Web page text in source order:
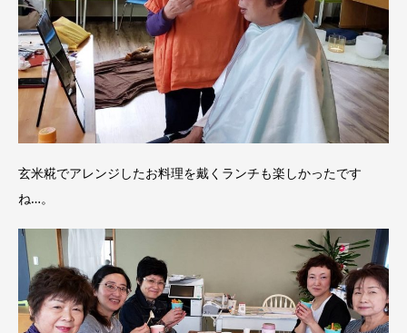
玄米糀でアレンジしたお料理を戴くランチも楽しかったです
ね…。